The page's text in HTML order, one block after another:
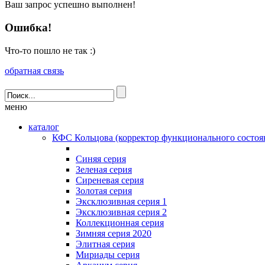
Ваш запрос успешно выполнен!
Ошибка!
Что-то пошло не так :)
обратная связь
меню
каталог
КФС Кольцова (корректор функционального
Синяя серия
Зеленая серия
Сиреневая серия
Золотая серия
Эксклюзивная серия 1
Эксклюзивная серия 2
Коллекционная серия
Зимняя серия 2020
Элитная серия
Мириады серия